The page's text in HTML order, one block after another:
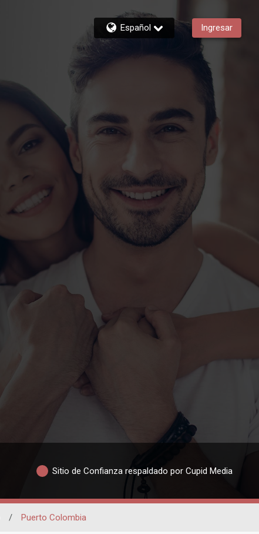
Español Ingresar
Sitio de Confianza respaldado por Cupid Media
/ Puerto Colombia